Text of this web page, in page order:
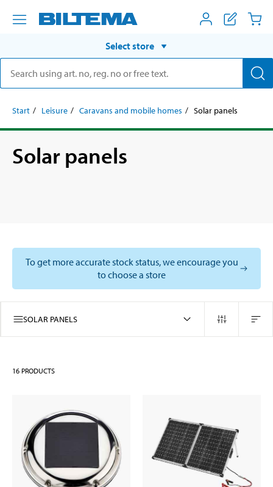
Select store
Start Leisure Caravans and mobile homes Solar panels
Solar panels
To get more accurate stock status, we encourage you
to choose a store
SOLAR PANELS
16 PRODUCTS